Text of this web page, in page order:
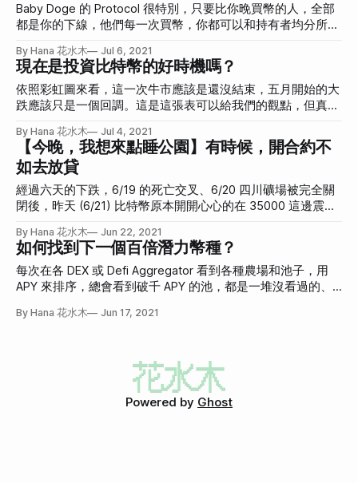
Baby Doge 的 Protocol 很特別，只要比你晚買幣的人，全部
都是你的下線，他們每一次買幣，你都可以和持有者均分所有
是不是好棒棒？
By Hana 花水木 Jul 6, 2021
現在是投資比特幣的好時機嗎？
依照彩虹圖來看，這一次牛市應該是還沒結束，五月開始的大
跌應該只是一個回調。這是這張表可以給我們的觀點，但真的
By Hana 花水木 Jul 4, 2021
【今晚，我想來點睡公園】有時候，開合約不
如去放貸
經過六天的下跌，6/19 的死亡交叉、6/20 四川礦場被完全關
閉後，昨天 (6/21) 比特幣原本開開心心的在 35000 這邊震
By Hana 花水木 Jun 22, 2021
如何找到下一個百倍潛力幣種？
每次在各 DEX 或 Defi Aggregator 看到各種農場和池子，用
APY 來排序，總會看到破千 APY 的池，都是一堆沒看過的、
去，可是，若這些奇形怪狀的幣種都爛掉歸零，APY 再高也沒
By Hana 花水木 Jun 17, 2021
Powered by Ghost